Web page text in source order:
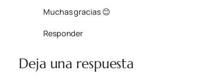
Muchas gracias 😊
Responder
Deja una respuesta